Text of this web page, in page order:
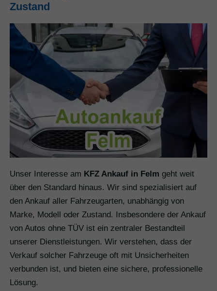
Zustand
Unser Interesse am KFZ Ankauf in Felm geht weit
über den Standard hinaus. Wir sind spezialisiert auf
den Ankauf aller Fahrzeugarten, unabhängig von
Marke, Modell oder Zustand. Insbesondere der Ankauf
von Autos ohne TÜV ist ein zentraler Bestandteil
unserer Dienstleistungen. Wir verstehen, dass der
Verkauf solcher Fahrzeuge oft mit Unsicherheiten
verbunden ist, und bieten eine sichere, professionelle
Lösung.